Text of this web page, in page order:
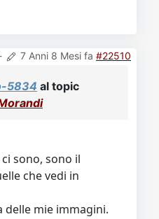
7 Anni 8 Mesi fa #22510
5834 al topic
sono, sono il
che vedi in
delle mie immagini.